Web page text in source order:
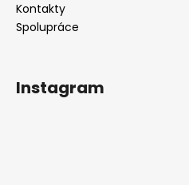
Kontakty
Spolupráce
Instagram